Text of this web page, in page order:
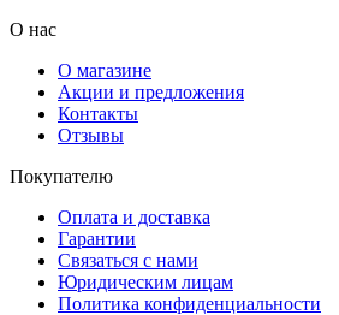
О нас
О магазине
Акции и предложения
Контакты
Отзывы
Покупателю
Оплата и доставка
Гарантии
Связаться с нами
Юридическим лицам
Политика конфиденциальности